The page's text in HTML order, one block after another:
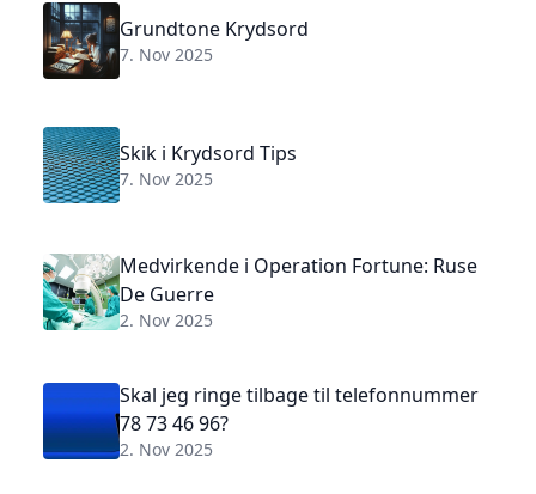
Grundtone Krydsord
7. Nov 2025
Skik i Krydsord Tips
7. Nov 2025
Medvirkende i Operation Fortune: Ruse
De Guerre
2. Nov 2025
Skal jeg ringe tilbage til telefonnummer
78 73 46 96?
2. Nov 2025